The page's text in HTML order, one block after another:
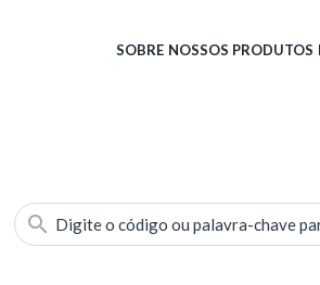
SOBRE NOSSOS PRODUTOS
Digite o código ou palavra-chave